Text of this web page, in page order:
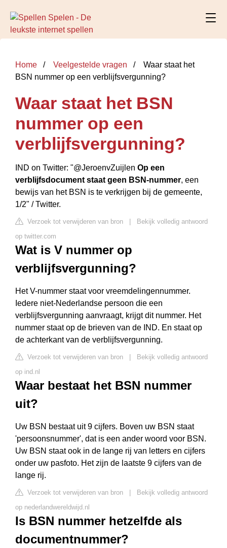
Home Veelgestelde vragen
Waar staat het
BSN nummer op een verblijfsvergunning?
Waar staat het BSN
nummer op een
verblijfsvergunning?
IND on Twitter: "@JeroenvZuijlen Op een
verblijfsdocument staat geen BSN-nummer, een
bewijs van het BSN is te verkrijgen bij de gemeente,
1/2" / Twitter.
Verzoek tot verwijderen van bron
Bekijk volledig antwoord
op twitter.com
Wat is V nummer op
verblijfsvergunning?
​Het V-nummer staat voor vreemdelingennummer.
Iedere niet-Nederlandse persoon die een
verblijfsvergunning aanvraagt, krijgt dit nummer. Het
nummer staat op de brieven van de IND. En staat op
de achterkant van de verblijfsvergunning.
Verzoek tot verwijderen van bron
Bekijk volledig antwoord
op ind.nl
Waar bestaat het BSN nummer
uit?
Uw BSN bestaat uit 9 cijfers. Boven uw BSN staat
'persoonsnummer', dat is een ander woord voor BSN.
Uw BSN staat ook in de lange rij van letters en cijfers
onder uw pasfoto. Het zijn de laatste 9 cijfers van de
lange rij.
Verzoek tot verwijderen van bron
Bekijk volledig antwoord
op nederlandwereldwijd.nl
Is BSN nummer hetzelfde als
documentnummer?